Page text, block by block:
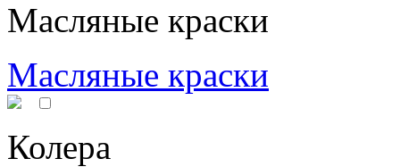
Масляные краски
Масляные краски
Колера